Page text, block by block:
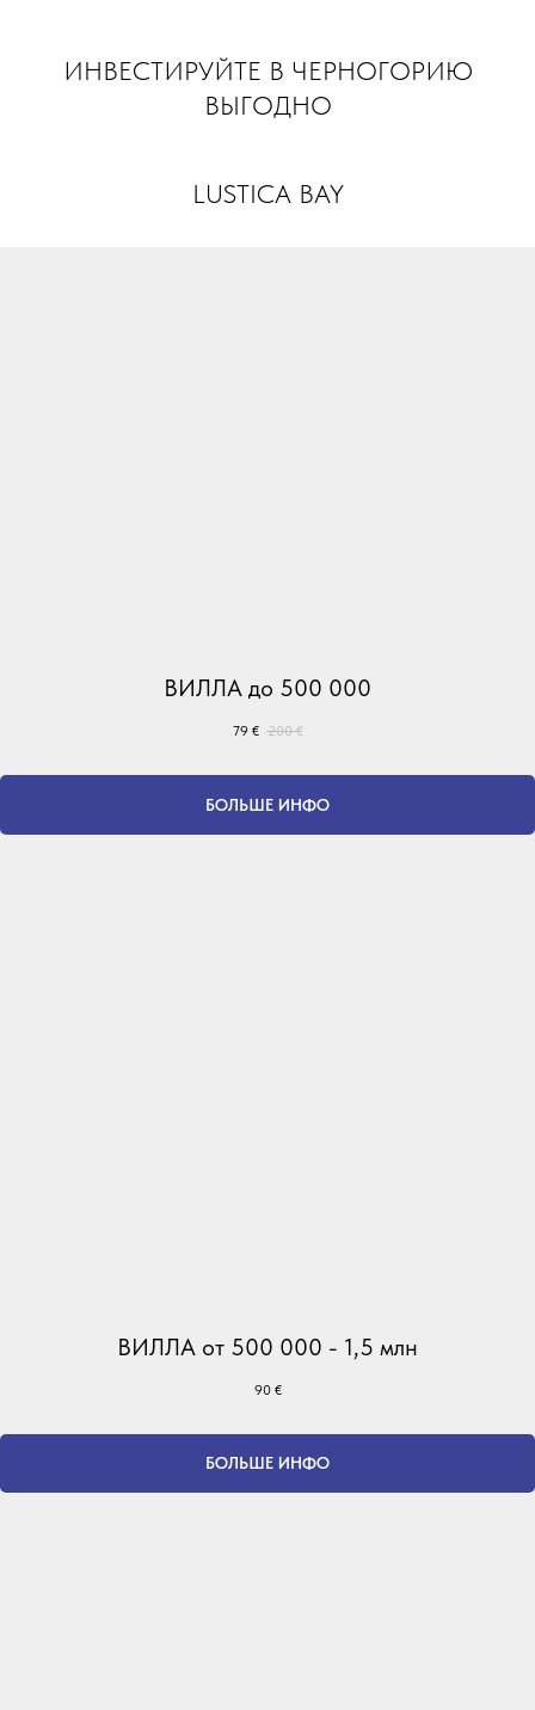
ИНВЕСТИРУЙТЕ В ЧЕРНОГОРИЮ
ВЫГОДНО
LUSTICA BAY
ВИЛЛА до 500 000
79 € 200 €
БОЛЬШЕ ИНФО
ВИЛЛА от 500 000 - 1,5 млн
90 €
БОЛЬШЕ ИНФО